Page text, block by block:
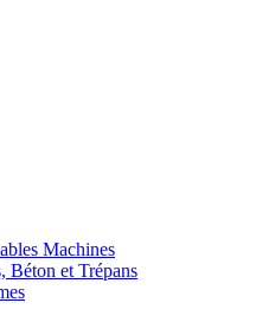
Machines
Béton et Trépans